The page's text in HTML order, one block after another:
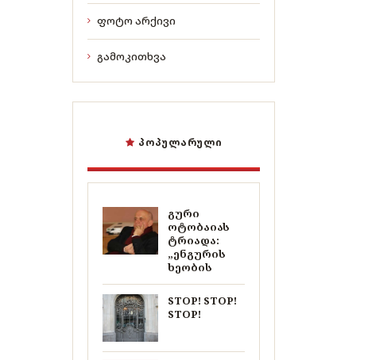
ფოტო არქივი
გამოკითხვა
ᲞᲝᲞᲣᲚᲐᲠᲣᲚᲘ
გური
ოტობაიას
ტრიადა:
„ენგურის
ხეობის
STOP! STOP!
STOP!